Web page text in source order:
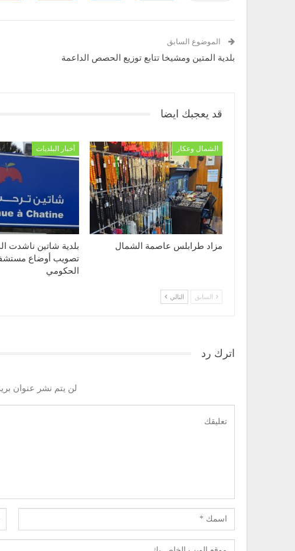
الموضوع السابق
بلدية المتين ومشيخا تتابع توزيع الحصص الداعمة
قد يعجبك ايضا
الشمال وعكار
مزاد طرابلس عاصمة الشمال
أخبار البلديات
بلدية شاتين ناشدت
تصويب أوضاع
الحكومي
السابق التالي
اترك رد
لن يتم نشر عنوان